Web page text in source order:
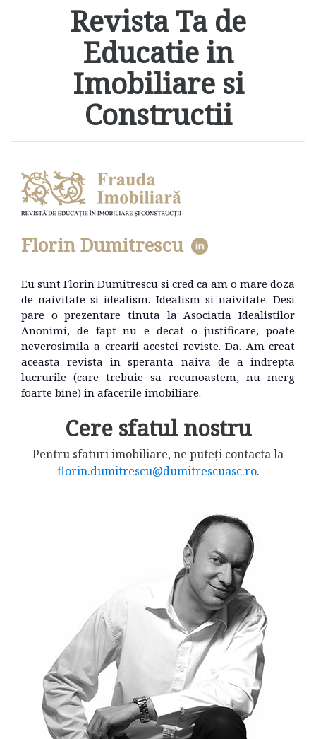
Revista Ta de
Educatie in
Imobiliare si
Constructii
Florin Dumitrescu
Eu sunt Florin Dumitrescu si cred ca am o mare doza
de naivitate si idealism. Idealism si naivitate. Desi
pare o prezentare tinuta la Asociatia Idealistilor
Anonimi, de fapt nu e decat o justificare, poate
neverosimila a crearii acestei reviste. Da. Am creat
aceasta revista in speranta naiva de a indrepta
lucrurile (care trebuie sa recunoastem, nu merg
foarte bine) in afacerile imobiliare.
Cere sfatul nostru
Pentru sfaturi imobiliare, ne puteți contacta la
florin.dumitrescu@dumitrescuasc.ro.